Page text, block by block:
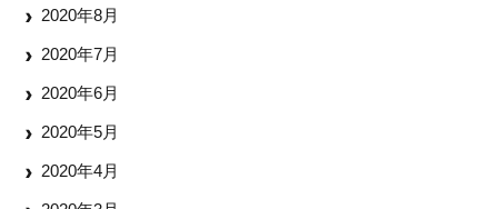
2020年8月
2020年7月
2020年6月
2020年5月
2020年4月